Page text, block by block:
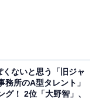
本テレビ系?土曜ドラマ
。嵐が活動を休
くないと思う「旧ジャ
務所のA型タレント」
グ！ 2位「大野智」、